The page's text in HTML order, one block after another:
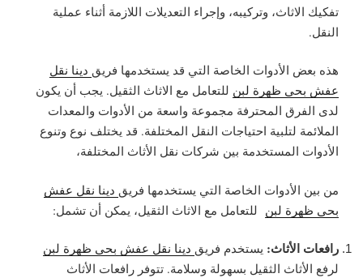
تفكيك الاثاث، وتركيبه، وإجراء التعديلات اللازمة أثناء عملية
النقل.
هذه بعض الأدوات الخاصة التي قد يستخدمها فريق دينا نقل
عفش بحي ظهرة لبن للتعامل مع الاثاث الثقيل. يجب أن يكون
لدى الفرق المحترفة مجموعة واسعة من الأدوات والمعدات
الملائمة لتلبية احتياجات النقل المختلفة. قد يختلف نوع وتنوع
الأدوات المستخدمة بين شركات نقل الأثاث المختلفة،
من بين الأدوات الخاصة التي يستخدمها فريق دينا نقل عفش
بحي ظهرة لبن للتعامل مع الاثاث الثقيل، يمكن أن تشمل:
رافعات الأثاث: يستخدم فريق دينا نقل عفش بحي ظهرة لبن
لرفع الأثاث الثقيل بسهولة وسلامة. تتوفر رافعات الأثاث